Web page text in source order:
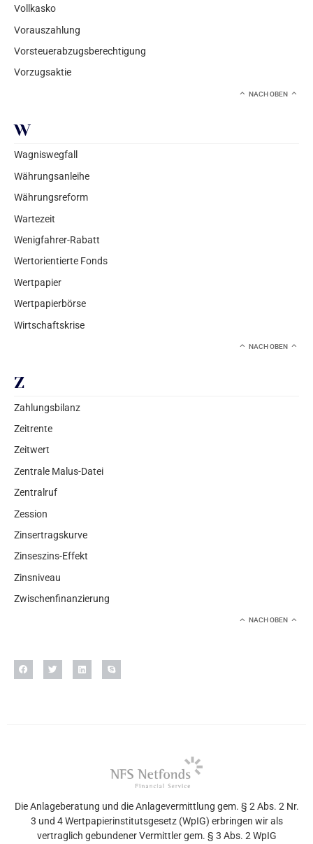
Vollkasko
Vorauszahlung
Vorsteuerabzugsberechtigung
Vorzugsaktie
NACH OBEN
W
Wagniswegfall
Währungsanleihe
Währungsreform
Wartezeit
Wenigfahrer-Rabatt
Wertorientierte Fonds
Wertpapier
Wertpapierbörse
Wirtschaftskrise
NACH OBEN
Z
Zahlungsbilanz
Zeitrente
Zeitwert
Zentrale Malus-Datei
Zentralruf
Zession
Zinsertragskurve
Zinseszins-Effekt
Zinsniveau
Zwischenfinanzierung
NACH OBEN
Die Anlageberatung und die Anlagevermittlung gem. § 2 Abs. 2 Nr.
3 und 4 Wertpapierinstitutsgesetz (WpIG) erbringen wir als
vertraglich gebundener Vermittler gem. § 3 Abs. 2 WpIG